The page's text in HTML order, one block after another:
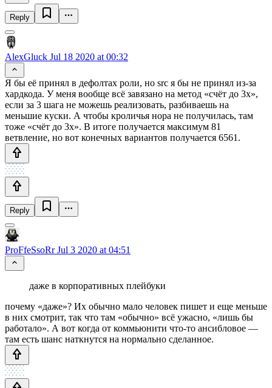
Reply
AlexGluck Jul 18 2020 at 00:32
Я бы её принял в дефолтах роли, но src я бы не принял из-за
хардкода. У меня вообще всё завязано на метод «счёт до 3х»,
если за 3 шага не можешь реализовать, разбиваешь на
меньшие куски. А чтобы кроличья нора не получилась, там
тоже «счёт до 3х». В итоге получается максимум 81
ветвление, но вот конечных вариантов получается 6561.
Reply
ProFfeSsoRrJul 3 2020 at 04:51
даже в корпоративных плейбуки
почему «даже»? Их обычно мало человек пишет и еще меньше
в них смотрит, так что там «обычно» всё ужасно, «лишь бы
работало». А вот когда от коммьюнити что-то ансибловое —
там есть шанс наткнутся на нормально сделанное.